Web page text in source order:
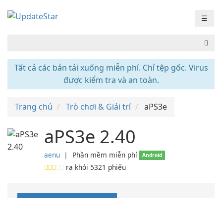
☰
Tất cả các bản tải xuống miễn phí. Chỉ tệp gốc. Virus
được kiểm tra và an toàn.
Trang chủ Trò chơi & Giải trí aPS3e
aPS3e 2.40
aenu ❘ Phần mềm miễn phí Android
ra khỏi 5321 phiếu